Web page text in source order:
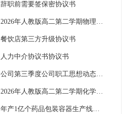
辞职前需要签保密协议书
2026年人教版高二第二学期物理期末单元整合评估试卷（附答案可下载）
餐饮店第三方升级协议书
人力中介协议书协议书
公司第三季度公司职工思想动态报告2026(3篇)
2026年人教版高二第二学期化学期末普通基础测评试卷（附答案可下载）
年产1亿个药品包装容器生产线技术改造项目可行性研究报告模板-立项申报用